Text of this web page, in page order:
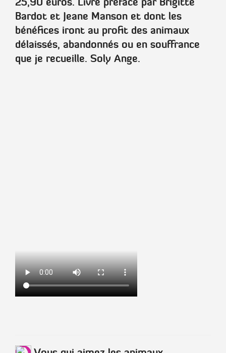
Bardot et Jeane Manson et dont les
bénéfices iront au profit des animaux
délaissés, abandonnés ou en souffrance
que je recueille. Soly Ange.